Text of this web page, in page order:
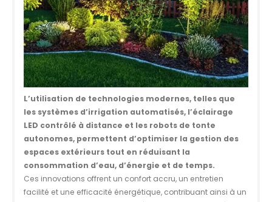
L’utilisation de technologies modernes, telles que
les systèmes d’irrigation automatisés, l’éclairage
LED contrôlé à distance et les robots de tonte
autonomes, permettent d’optimiser la gestion des
espaces extérieurs tout en réduisant la
consommation d’eau, d’énergie et de temps.
Ces innovations offrent un confort accru, un entretien
facilité et une efficacité énergétique, contribuant ainsi à un